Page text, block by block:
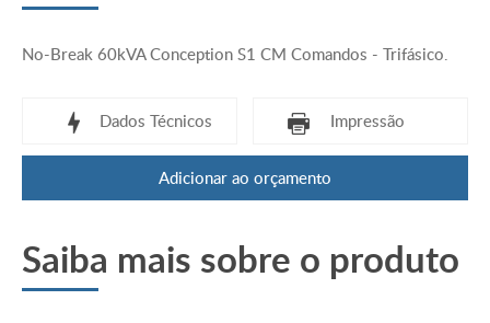
No-Break 60kVA Conception S1 CM Comandos - Trifásico.
Dados Técnicos
On Line - Dupla Conversão
Entrada
Tensão: • Trifásica: 208 / 220 / 380 / 400 / 440V
Impressão
Adicionar ao orçamento
Saiba mais sobre o produto